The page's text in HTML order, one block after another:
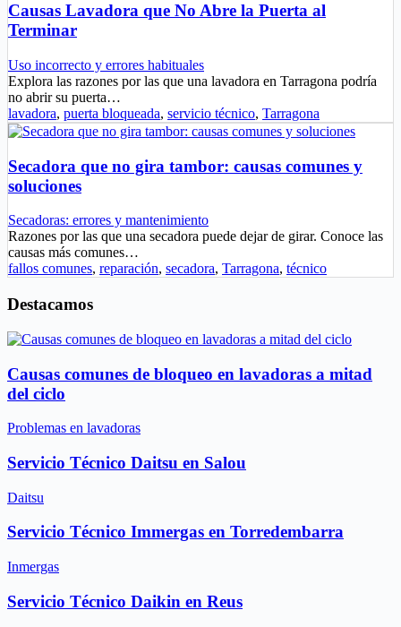
Causas Lavadora que No Abre la Puerta al
Terminar
Uso incorrecto y errores habituales
Explora las razones por las que una lavadora en Tarragona podría
no abrir su puerta…
lavadora, puerta bloqueada, servicio técnico, Tarragona
Secadora que no gira tambor: causas comunes y
soluciones
Secadoras: errores y mantenimiento
Razones por las que una secadora puede dejar de girar. Conoce las
causas más comunes…
fallos comunes, reparación, secadora, Tarragona, técnico
Destacamos
Causas comunes de bloqueo en lavadoras a mitad
del ciclo
Problemas en lavadoras
Servicio Técnico Daitsu en Salou
Daitsu
Servicio Técnico Immergas en Torredembarra
Inmergas
Servicio Técnico Daikin en Reus